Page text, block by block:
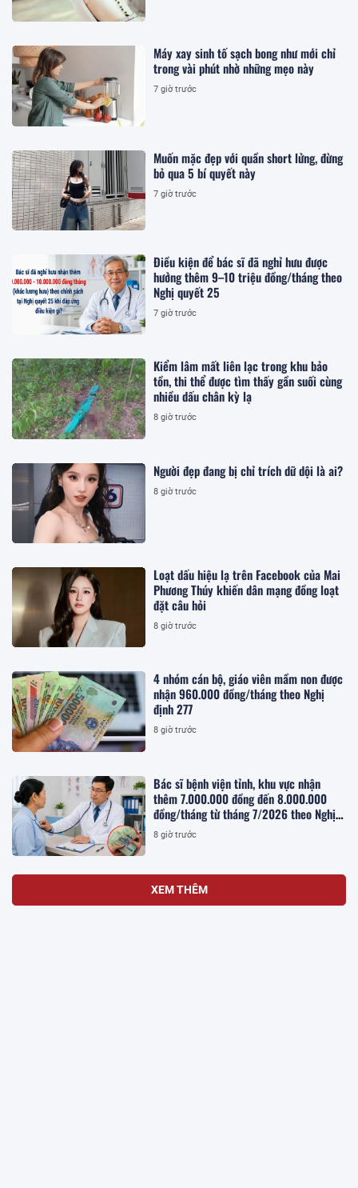
Máy xay sinh tố sạch bong như mới chỉ
trong vài phút nhờ những mẹo này
7 giờ trước
Muốn mặc đẹp với quần short lửng, đừng
bỏ qua 5 bí quyết này
7 giờ trước
Điều kiện để bác sĩ đã nghỉ hưu được
hưởng thêm 9–10 triệu đồng/tháng theo
Nghị quyết 25
7 giờ trước
Kiểm lâm mất liên lạc trong khu bảo
tồn, thi thể được tìm thấy gần suối cùng
nhiều dấu chân kỳ lạ
8 giờ trước
Người đẹp đang bị chỉ trích dữ dội là ai?
8 giờ trước
Loạt dấu hiệu lạ trên Facebook của Mai
Phương Thúy khiến dân mạng đồng loạt
đặt câu hỏi
8 giờ trước
4 nhóm cán bộ, giáo viên mầm non được
nhận 960.000 đồng/tháng theo Nghị
định 277
8 giờ trước
Bác sĩ bệnh viện tỉnh, khu vực nhận
thêm 7.000.000 đồng đến 8.000.000
đồng/tháng từ tháng 7/2026 theo Nghị
quyết 25, cụ thể như nào?
8 giờ trước
XEM THÊM